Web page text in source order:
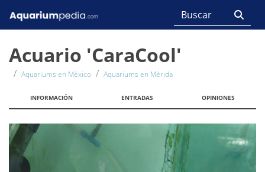
Acuario 'CaraCool'
Aquariums en México Aquariums en Mérida
INFORMACIÓN ENTRADAS OPINIONES